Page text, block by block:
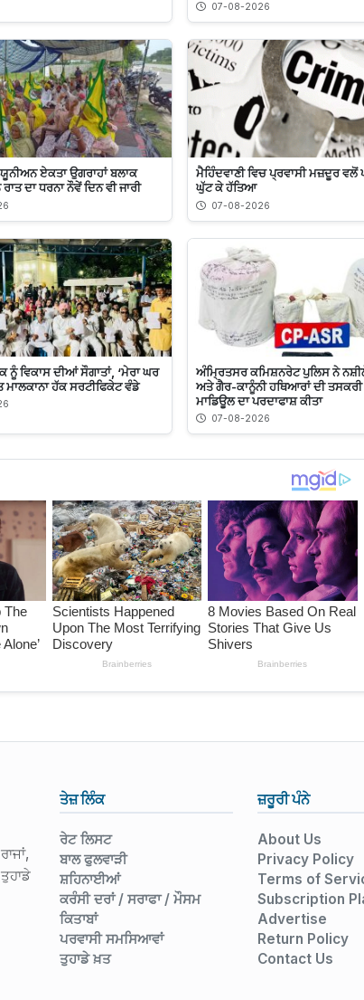
07-08-2026
ਯੂਨੀਅਨ ਏਕਤਾ ਉਗਰਾਹਾਂ ਬਲਾਕ
ਦਾ ਧਰਨਾ ਨੌਵੇਂ ਦਿਨ ਵੀ ਜਾਰੀ
ਮੈਹਿੰਦਵਾਣੀ ਵਿਚ ਪ੍ਰਵਾਸੀ ਮਜ਼ਦੂਰ ਵਲੋਂ
ਘੁੱਟ ਕੇ ਹੱਤਿਆ
07-08-2026
ਨੂੰ ਵਿਕਾਸ ਦੀਆਂ ਸੌਗਾਤਾਂ, ‘ਮੇਰਾ ਘਰ
ਮਾਲਕਾਨਾ ਹੱਕ ਸਰਟੀਫਿਕੇਟ ਵੰਡੇ
ਅੰਮ੍ਰਿਤਸਰ ਕਮਿਸ਼ਨਰੇਟ ਪੁਲਿਸ ਨੇ
ਅਤੇ ਗੈਰ-ਕਾਨੂੰਨੀ ਹਥਿਆਰਾਂ ਦੀ
ਮਾਡਿਊਲ ਦਾ ਪਰਦਾਫਾਸ਼ ਕੀਤਾ
07-08-2026
ਤੇਜ਼ ਲਿੰਕ
ਰੇਟ ਲਿਸਟ
ਬਾਲ ਫੁਲਵਾੜੀ
ਸ਼ਹਿਨਾਈਆਂ
ਕਰੰਸੀ ਦਰਾਂ / ਸਰਾਫਾ / ਮੌਸਮ
ਕਿਤਾਬਾਂ
ਪਰਵਾਸੀ ਸਮਸਿਆਵਾਂ
ਤੁਹਾਡੇ ਖ਼ਤ
ਜ਼ਰੂਰੀ ਪੰਨੇ
About Us
Privacy Policy
Terms of
Subscription
Advertise
Return Policy
Contact Us